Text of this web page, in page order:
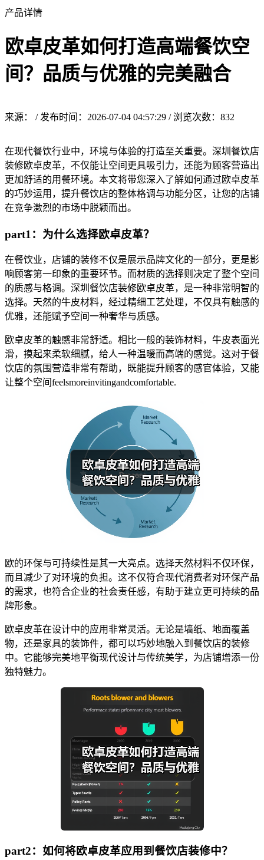
产品详情
欧卓皮革如何打造高端餐饮空
间？品质与优雅的完美融合
来源： / 发布时间：2026-07-04 04:57:29 / 浏览次数： 832
在现代餐饮行业中，环境与体验的打造至关重要。深圳餐饮店
装修欧卓皮革，不仅能让空间更具吸引力，还能为顾客营造出
更加舒适的用餐环境。本文将带您深入了解如何通过欧卓皮革
的巧妙运用，提升餐饮店的整体格调与功能分区，让您的店铺
在竞争激烈的市场中脱颖而出。
part1：为什么选择欧卓皮革？
在餐饮业，店铺的装修不仅是展示品牌文化的一部分，更是影
响顾客第一印象的重要环节。而材质的选择则决定了整个空间
的质感与格调。深圳餐饮店装修欧卓皮革，是一种非常明智的
选择。天然的牛皮材料，经过精细工艺处理，不仅具有触感的
优雅，还能赋予空间一种奢华与质感。
欧卓皮革的触感非常舒适。相比一般的装饰材料，牛皮表面光
滑，摸起来柔软细腻，给人一种温暖而高端的感觉。这对于餐
饮店的氛围营造非常有帮助，既能提升顾客的感官体验，又能
让整个空间feelsmoreinvitingandcomfortable.
欧的环保与可持续性是其一大亮点。选择天然材料不仅环保，
而且减少了对环境的负担。这不仅符合现代消费者对环保产品
的需求，也符合企业的社会责任感，有助于建立更可持续的品
牌形象。
欧卓皮革在设计中的应用非常灵活。无论是墙纸、地面覆盖
物，还是家具的装饰件，都可以巧妙地融入到餐饮店的装修
中。它能够完美地平衡现代设计与传统美学，为店铺增添一份
独特魅力。
part2：如何将欧卓皮革应用到餐饮店装修中？